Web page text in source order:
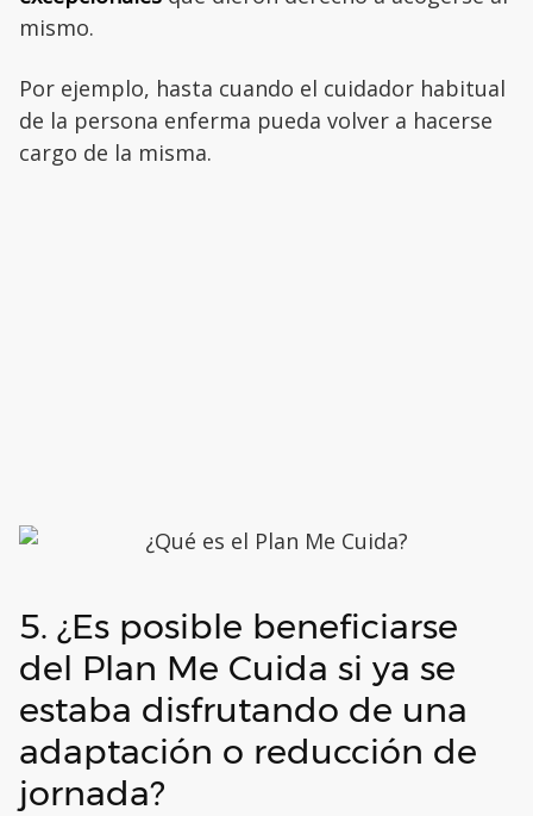
mismo.
Por ejemplo, hasta cuando el cuidador habitual
de la persona enferma pueda volver a hacerse
cargo de la misma.
5. ¿Es posible beneficiarse
del Plan Me Cuida si ya se
estaba disfrutando de una
adaptación o reducción de
jornada?